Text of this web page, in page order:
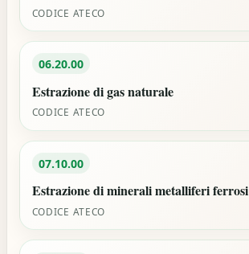
CODICE ATECO
06.20.00
Estrazione di gas naturale
CODICE ATECO
07.10.00
Estrazione di minerali metalliferi ferrosi
CODICE ATECO